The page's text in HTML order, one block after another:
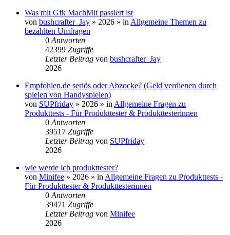
Was mit Gfk MachMit passiert ist
von bushcrafter_Jay » 2026 » in Allgemeine Themen zu
bezahlten Umfragen
0 Antworten
42399 Zugriffe
Letzter Beitrag von bushcrafter_Jay
2026
Empfohlen.de seriös oder Abzocke? (Geld verdienen durch
spielen von Handyspielen)
von SUPfriday » 2026 » in Allgemeine Fragen zu
Produkttests - Für Produkttester & Produkttesterinnen
0 Antworten
39517 Zugriffe
Letzter Beitrag von SUPfriday
2026
wie werde ich produkttester?
von Minifee » 2026 » in Allgemeine Fragen zu Produkttests -
Für Produkttester & Produkttesterinnen
0 Antworten
39471 Zugriffe
Letzter Beitrag von Minifee
2026